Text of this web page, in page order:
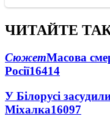
ЧИТАЙТЕ
СюжетМасова
Росії16414
У Білорусі
Міхалка16097